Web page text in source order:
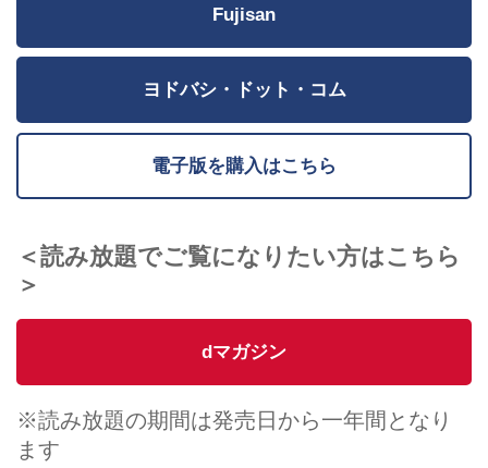
Fujisan
ヨドバシ・ドット・コム
電子版を購入はこちら
＜読み放題でご覧になりたい方はこちら
＞
dマガジン
※読み放題の期間は発売日から一年間となり
ます